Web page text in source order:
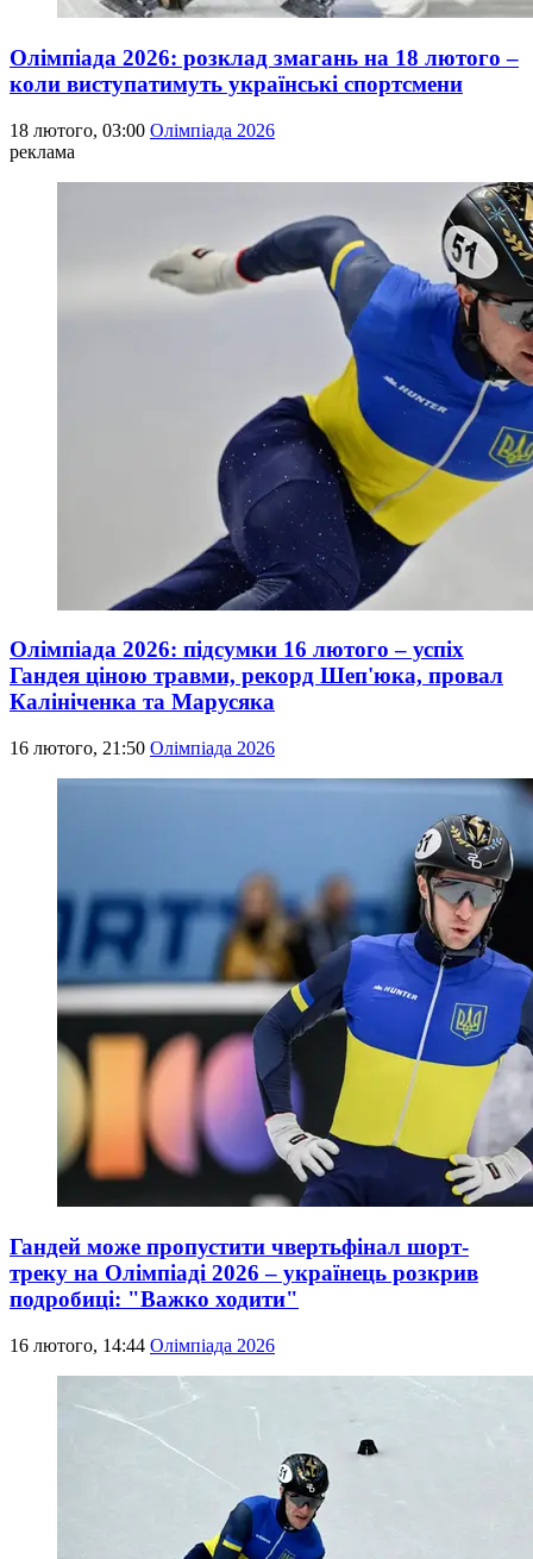
Олімпіада 2026: розклад змагань на 18 лютого –
коли виступатимуть українські спортсмени
18 лютого, 03:00 Олімпіада 2026
реклама
Олімпіада 2026: підсумки 16 лютого – успіх
Гандея ціною травми, рекорд Шеп'юка, провал
Калініченка та Марусяка
16 лютого, 21:50 Олімпіада 2026
Гандей може пропустити чвертьфінал шорт-
треку на Олімпіаді 2026 – українець розкрив
подробиці: "Важко ходити"
16 лютого, 14:44 Олімпіада 2026